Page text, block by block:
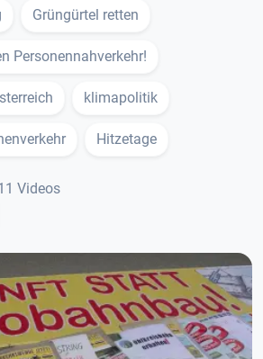
Grüngürtel retten
Personennahverkehr!
klimapolitik
Hitzetage
Videos